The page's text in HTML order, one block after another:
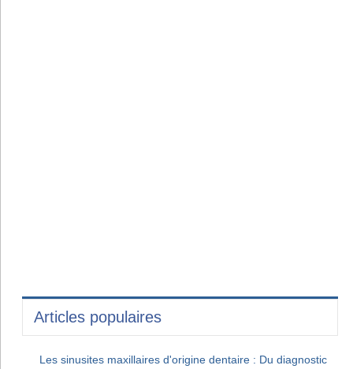
Articles populaires
Les sinusites maxillaires d'origine dentaire : Du diagnostic